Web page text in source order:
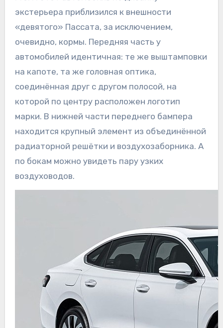
экстерьера приблизился к внешности
«девятого» Пассата, за исключением,
очевидно, кормы. Передняя часть у
автомобилей идентичная: те же выштамповки
на капоте, та же головная оптика,
соединённая друг с другом полосой, на
которой по центру расположен логотип
марки. В нижней части переднего бампера
находится крупный элемент из объединённой
радиаторной решётки и воздухозаборника. А
по бокам можно увидеть пару узких
воздуховодов.